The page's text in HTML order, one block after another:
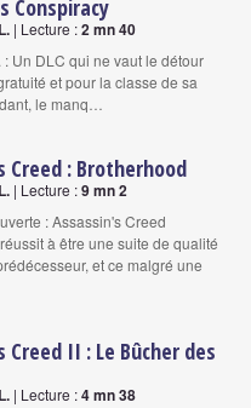
Conspiracy
| Lecture :2 mn 40
: Un DLC qui ne vaut le détour
et pour la classe de sa
le manq…
Creed : Brotherhood
| Lecture :9 mn 2
: Assassin's Creed
à être une suite de qualité
et ce malgré une
Creed II : Le Bûcher des
| Lecture :4 mn 38